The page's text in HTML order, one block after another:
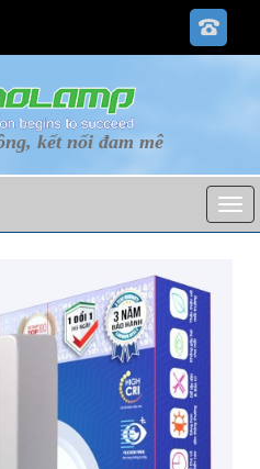
kết nối đam mê
p